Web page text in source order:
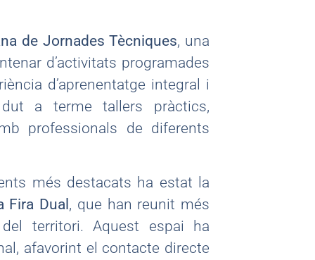
de Jornades Tècniques, una
d’activitats programades
d’aprenentatge integral i
dut a terme tallers pràctics,
professionals de diferents
més destacats ha estat la
Fira Dual , que han reunit més
del territori. Aquest espai ha
afavorint el contacte directe